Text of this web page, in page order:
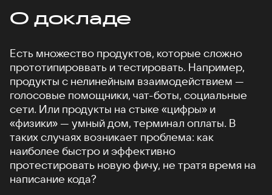
О докладе
Есть множество продуктов, которые сложно
прототипироввать и тестировать. Например,
продукты с нелинейным взаимодействием —
голосовые помощники, чат-боты, социальные
сети. Или продукты на стыке «цифры» и
«физики» — умный дом, терминал оплаты. В
таких случаях возникает проблема: как
наиболее быстро и эффективно
протестировать новую фичу, не тратя время на
написание кода?